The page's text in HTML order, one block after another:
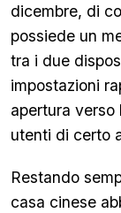
dicembre, di
possiede un
tra i due
impostazioni
apertura
utenti di certo
Restando
casa cinese